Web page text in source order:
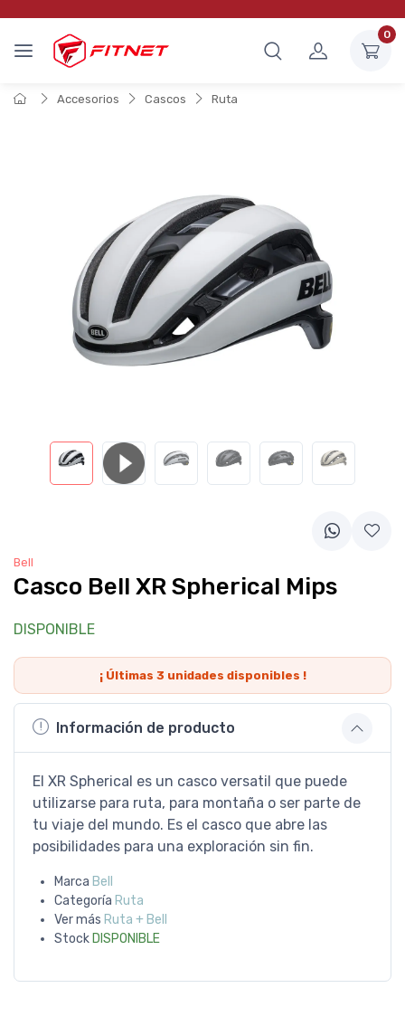
0
Accesorios Cascos Ruta
Bell
Casco Bell XR Spherical Mips
DISPONIBLE
¡ Últimas 3 unidades disponibles !
Información de producto
El XR Spherical es un casco versatil que puede
utilizarse para ruta, para montaña o ser parte de
tu viaje del mundo. Es el casco que abre las
posibilidades para una exploración sin fin.
Marca Bell
Categoría Ruta
Ver más Ruta + Bell
Stock DISPONIBLE